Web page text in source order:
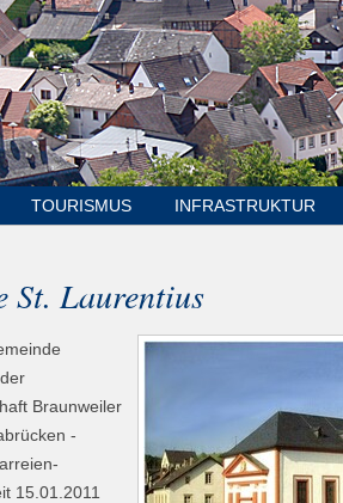
TOURISMUS INFRASTRUKTUR
St. Laurentius
Braunweiler
-
15.01.2011